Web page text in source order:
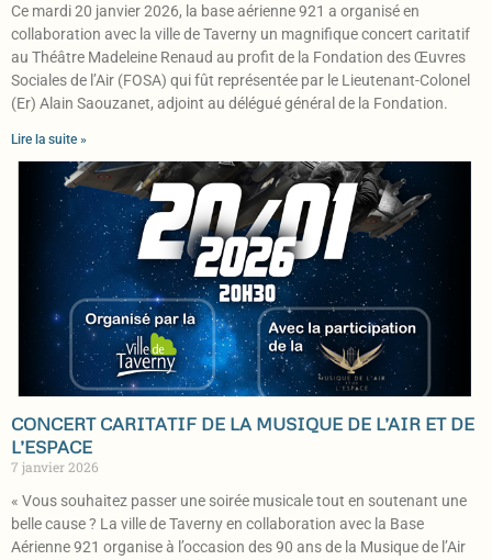
Ce mardi 20 janvier 2026, la base aérienne 921 a organisé en
collaboration avec la ville de Taverny un magnifique concert caritatif
au Théâtre Madeleine Renaud au profit de la Fondation des Œuvres
Sociales de l’Air (FOSA) qui fût représentée par le Lieutenant-Colonel
(Er) Alain Saouzanet, adjoint au délégué général de la Fondation.
Lire la suite »
CONCERT CARITATIF DE LA MUSIQUE DE L’AIR ET DE
L’ESPACE
7 janvier 2026
« Vous souhaitez passer une soirée musicale tout en soutenant une
belle cause ? La ville de Taverny en collaboration avec la Base
Aérienne 921 organise à l’occasion des 90 ans de la Musique de l’Air